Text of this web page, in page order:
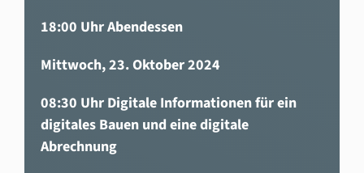
18:00 Uhr Abendessen
Mittwoch, 23. Oktober 2024
08:30 Uhr Digitale Informationen für ein
digitales Bauen und eine digitale
Abrechnung